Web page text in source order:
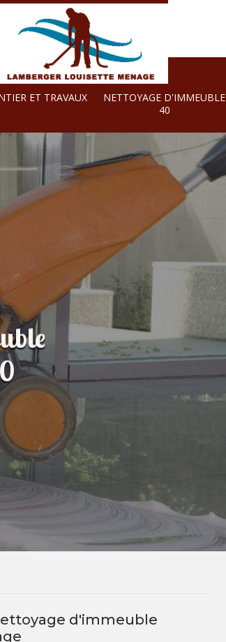
ET TRAVAUX
NETTOYAGE D'IMMEUBLE
40
d'immeuble